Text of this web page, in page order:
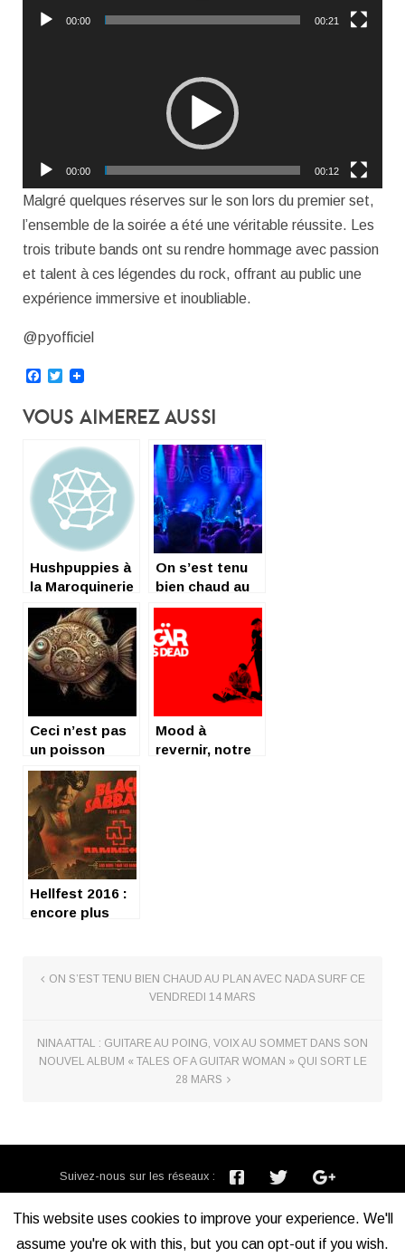
00:00 00:21
00:00 00:12
Malgré quelques réserves sur le son lors du premier set,
l’ensemble de la soirée a été une véritable réussite. Les
trois tribute bands ont su rendre hommage avec passion
et talent à ces légendes du rock, offrant au public une
expérience immersive et inoubliable.
@pyofficiel
Facebook
Twitter
Vous Aimerez Aussi
Hushpuppies à
la Maroquinerie
On s’est tenu
bien chaud au
Plan avec Nada
Surf ce
vendredi 14
mars
Ceci n’est pas
un poisson
d’Avril
Mood à
revernir, notre
Hellfest 2016 :
encore plus
ON S’EST TENU BIEN CHAUD AU PLAN AVEC NADA SURF CE
VENDREDI 14 MARS
NINA ATTAL : GUITARE AU POING, VOIX AU SOMMET DANS SON
NOUVEL ALBUM « TALES OF A GUITAR WOMAN » QUI SORT LE
28 MARS
Suivez-nous sur les réseaux :
This website uses cookies to improve your experience. We'll
assume you're ok with this, but you can opt-out if you wish.